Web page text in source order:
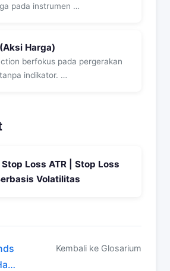
pada instrumen …
Harga)
berfokus pada pergerakan
indikator. …
Loss ATR | Stop Loss
Volatilitas
Kembali ke Glosarium
Perdagangan Harian →